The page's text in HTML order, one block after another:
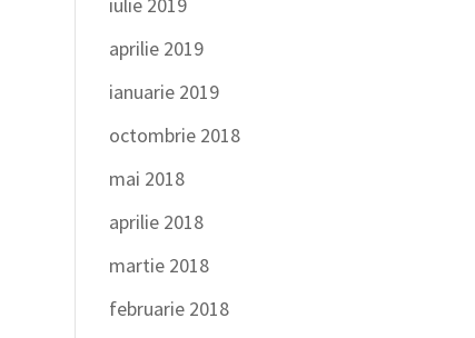
aprilie 2019
ianuarie 2019
octombrie 2018
mai 2018
aprilie 2018
martie 2018
februarie 2018